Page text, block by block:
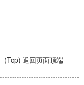
(Top) 返回页面顶端